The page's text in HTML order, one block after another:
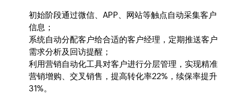
初始阶段通过微信、APP、网站等触点自动采集客户
信息；
系统自动分配客户给合适的客户经理，定期推送客户
需求分析及回访提醒；
利用营销自动化工具对客户进行分层管理，实现精准
营销增购、交叉销售，提高转化率22%，续保率提升
31%。